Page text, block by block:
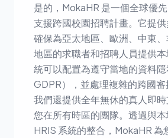
是的，MokaHR 是一個全球優
支援跨國校園招聘計畫。它提供
確保為亞太地區、歐洲、中東
地區的求職者和招聘人員提供
統可以配置為遵守當地的資料
GDPR），並處理複雜的跨國審
我們還提供全年無休的真人即
您在所有時區的團隊。透過與
HRIS 系統的整合，MokaHR 為